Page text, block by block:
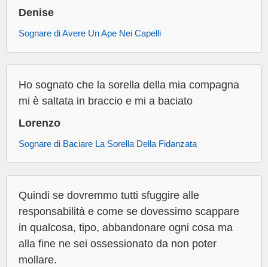
Denise
Sognare di Avere Un Ape Nei Capelli
Ho sognato che la sorella della mia compagna
mi è saltata in braccio e mi a baciato
Lorenzo
Sognare di Baciare La Sorella Della Fidanzata
Quindi se dovremmo tutti sfuggire alle
responsabilità e come se dovessimo scappare
in qualcosa, tipo, abbandonare ogni cosa ma
alla fine ne sei ossessionato da non poter
mollare.